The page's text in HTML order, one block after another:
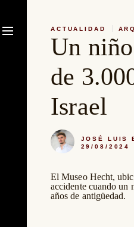
ACTUALIDAD
Un
de
Israel
JOSÉ LUIS
29/08/2024
El Museo Hecht,
accidente cuando un
años de antigüedad.